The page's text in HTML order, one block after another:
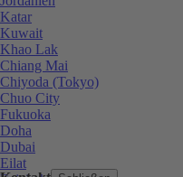
Katar
Kuwait
Khao Lak
Chiang Mai
Chiyoda (Tokyo)
Chuo City
Fukuoka
Doha
Dubai
Eilat